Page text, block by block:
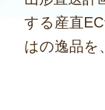
する産直
はの逸品を